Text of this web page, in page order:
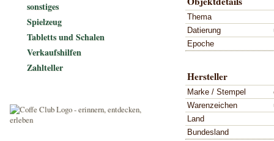
Thema
Datierung
Epoche
Hersteller
Marke / Stempel
Warenzeichen
Land
Bundesland
sonstiges
Spielzeug
Tabletts und Schalen
Verkaufshilfen
Zahlteller